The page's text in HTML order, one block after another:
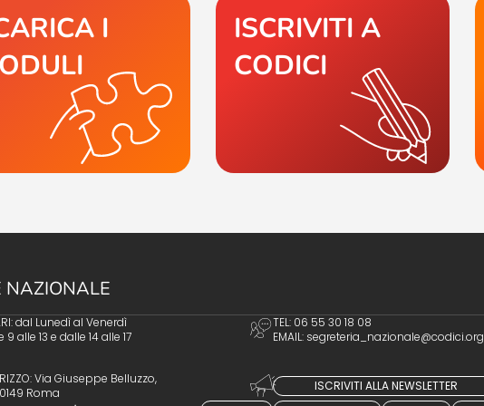
I
ISCRIVITI A
CODICI
NAZIONALE
dal Lunedì al Venerdì
9 alle 13 e dalle 14 alle 17
TEL: 06 55 30 18 08
EMAIL: segreteria_nazionale@codici.org
Via Giuseppe Belluzzo,
Roma
ISCRIVITI ALLA NEWSLETTER